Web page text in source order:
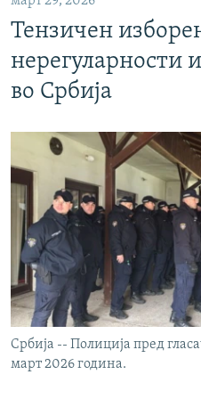
Тензичен
нерегуларности
во Србија
Србија -- Полиција пред
март 2026 година.